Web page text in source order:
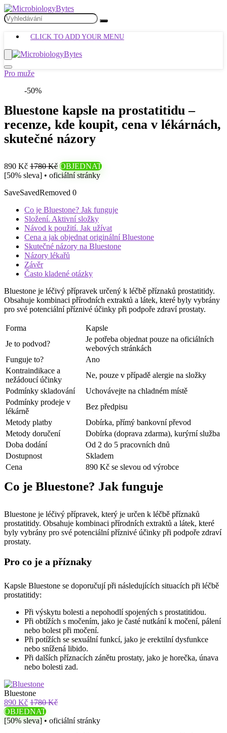
CLICK TO ADD YOUR MENU
Pro muže
-50%
Bluestone kapsle na prostatitidu –
recenze, kde koupit, cena v lékárnách,
skutečné názory
890 Kč 1780 Kč OBJEDNAT
[50% sleva] • oficiální stránky
SaveSavedRemoved 0
Co je Bluestone? Jak funguje
Složení. Aktivní složky
Návod k použití. Jak užívat
Cena a jak objednat originální Bluestone
Skutečné názory na Bluestone
Názory lékařů
Závěr
Často kladené otázky
Bluestone je léčivý přípravek určený k léčbě příznaků prostatitidy.
Obsahuje kombinaci přírodních extraktů a látek, které byly vybrány
pro své potenciální příznivé účinky při podpoře zdraví prostaty.
Forma
Kapsle
Je to podvod?
Je potřeba objednat pouze na oficiálních
webových stránkách
Funguje to?
Ano
Kontraindikace a
nežádoucí účinky
Ne, pouze v případě alergie na složky
Podmínky skladování
Uchovávejte na chladném místě
Podmínky prodeje v
lékárně
Bez předpisu
Metody platby
Dobírka, přímý bankovní převod
Metody doručení
Dobírka (doprava zdarma), kurýrní služba
Doba dodání
Od 2 do 5 pracovních dnů
Dostupnost
Skladem
Cena
890 Kč se slevou od výrobce
Co je Bluestone? Jak funguje
Bluestone je léčivý přípravek, který je určen k léčbě příznaků
prostatitidy. Obsahuje kombinaci přírodních extraktů a látek, které
byly vybrány pro své potenciální příznivé účinky při podpoře zdraví
prostaty.
Pro co je a příznaky
Kapsle Bluestone se doporučují při následujících situacích při léčbě
prostatitidy:
Při výskytu bolesti a nepohodlí spojených s prostatitidou.
Při obtížích s močením, jako je časté nutkání k močení, pálení
nebo bolest při močení.
Při potížích se sexuální funkcí, jako je erektilní dysfunkce
nebo snížená libido.
Při dalších příznacích zánětu prostaty, jako je horečka, únava
nebo bolesti zad.
Bluestone
890 Kč 1780 Kč
OBJEDNAT
[50% sleva] • oficiální stránky